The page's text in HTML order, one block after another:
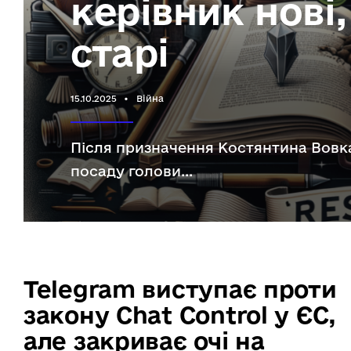
керівник
старі
15.10.2025 • Війна
Після призначення Костянтина
посаду голови...
Telegram виступає проти
закону Chat Control у ЄС,
але закриває очі на